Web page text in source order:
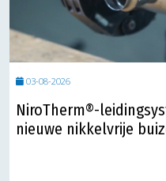
03-08-2026
NiroTherm®-
nieuwe nikkelvrije